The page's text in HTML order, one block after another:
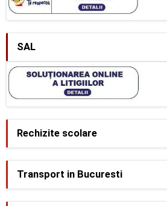
SAL
Rechizite scolare
Transport in Bucuresti